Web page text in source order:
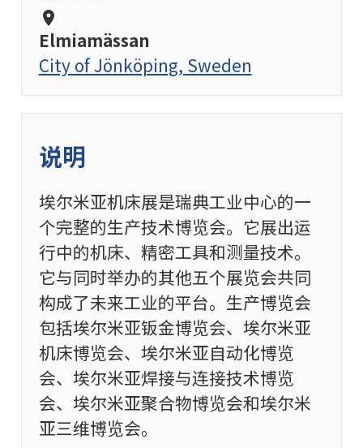
location_on
Elmiamässan
City of Jönköping, Sweden
说明
埃尔米亚机床展是瑞典工业中心的一
个完整的生产技术博览会。它展出运
行中的机床、精密工具和测量技术。
它与同时举办的其他五个展览会共同
构成了未来工业的平台。生产博览会
包括埃尔米亚钣金博览会、埃尔米亚
机床博览会、埃尔米亚自动化博览
会、埃尔米亚焊接与连接技术博览
会、埃尔米亚聚合物博览会和埃尔米
亚三维博览会。